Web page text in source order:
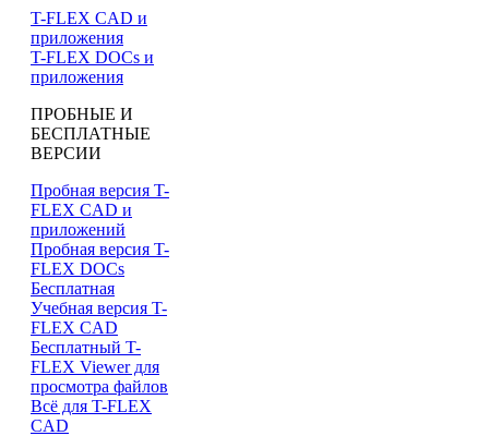
T-FLEX CAD и
приложения
T-FLEX DOCs и
приложения
ПРОБНЫЕ И
БЕСПЛАТНЫЕ
ВЕРСИИ
Пробная версия T-
FLEX CAD и
приложений
Пробная версия T-
FLEX DOCs
Бесплатная
Учебная версия T-
FLEX CAD
Бесплатный T-
FLEX Viewer для
просмотра файлов
Всё для T-FLEX
CAD